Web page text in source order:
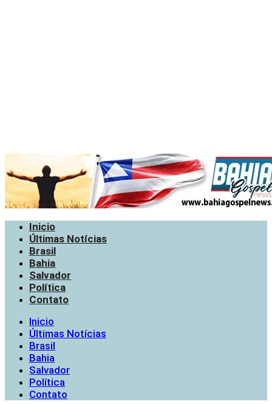
Política
Contato
Inicio
Últimas Notícias
Brasil
Bahia
Salvador
Política
Contato
Governo do Estado inaugura
delegacia e outros
investimentos para
impulsionar Itambé